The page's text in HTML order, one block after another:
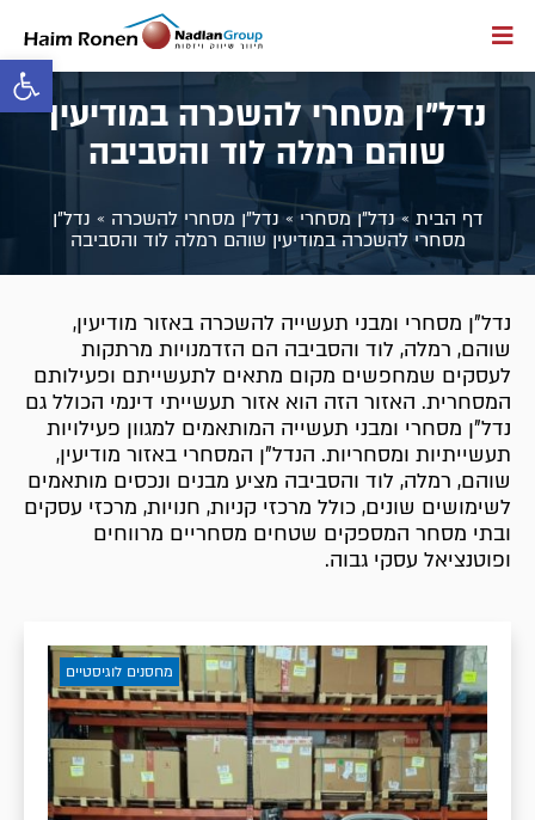
פתח
נדל״ן מסחרי להשכרה במודיעין
שוהם רמלה לוד והסביבה
דף הבית » נדל״ן מסחרי»נדל״ן מסחרי להשכרה » נדל״ן
מסחרי להשכרה במודיעין שוהם רמלה לוד והסביבה
נדל"ן מסחרי ומבני תעשייה להשכרה באזור מודיעין,
שוהם, רמלה, לוד והסביבה הם הזדמנויות מרתקות
לעסקים שמחפשים מקום מתאים לתעשייתם ופעילותם
המסחרית. האזור הזה הוא אזור תעשייתי דינמי הכולל גם
נדל"ן מסחרי ומבני תעשייה המותאמים למגוון פעילויות
תעשייתיות ומסחריות. הנדל"ן המסחרי באזור מודיעין,
שוהם, רמלה, לוד והסביבה מציע מבנים ונכסים מותאמים
לשימושים שונים, כולל מרכזי קניות, חנויות, מרכזי עסקים
ובתי מסחר המספקים שטחים מסחריים מרווחים
ופוטנציאל עסקי גבוה.
מחסנים לוגיסטיים